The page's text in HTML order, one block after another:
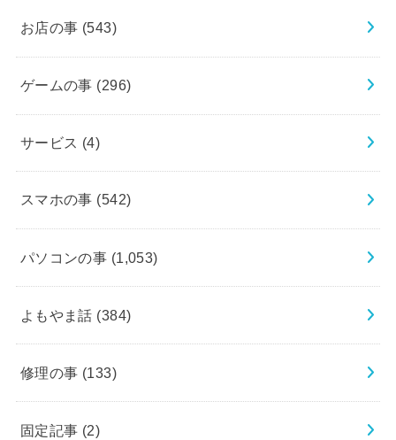
お店の事 (543)
ゲームの事 (296)
サービス (4)
スマホの事 (542)
パソコンの事 (1,053)
よもやま話 (384)
修理の事 (133)
固定記事 (2)